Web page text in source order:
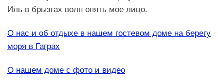
Иль в брызгах волн опять мое лицо.
О нас и об отдыхе в нашем гостевом доме на берегу
моря в Гаграх
О нашем доме с фото и видео